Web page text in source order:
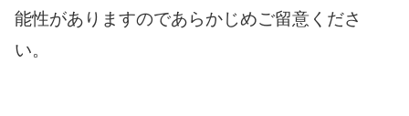
能性がありますのであらかじめご留意くださ
い。